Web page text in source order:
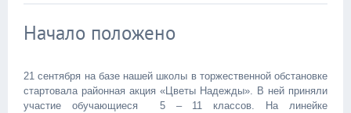
Начало положено
21 сентября на базе нашей школы в торжественной обстановке
стартовала районная акция «Цветы Надежды». В ней приняли
участие обучающиеся 5 – 11 классов. На линейке